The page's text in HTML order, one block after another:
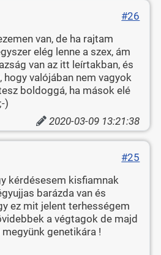
#26
van, de ha rajtam
elég lenne a szex, ám
van az itt leírtakban, és
valójában nem vagyok
boldoggá, ha mások elé
)
2020-03-09 13:21:38
#25
kérdésesem kisfiamnak
barázda van és
ez mit jelent terhességem
a végtagok de majd
genetikára !